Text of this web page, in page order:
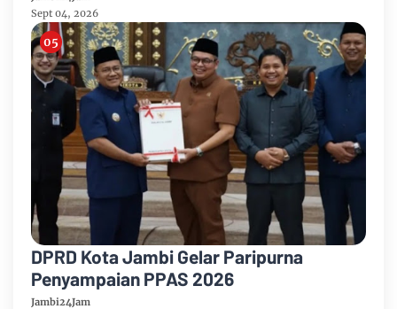
Sept 04, 2026
DPRD Kota Jambi Gelar Paripurna
Penyampaian PPAS 2026
Jambi24Jam